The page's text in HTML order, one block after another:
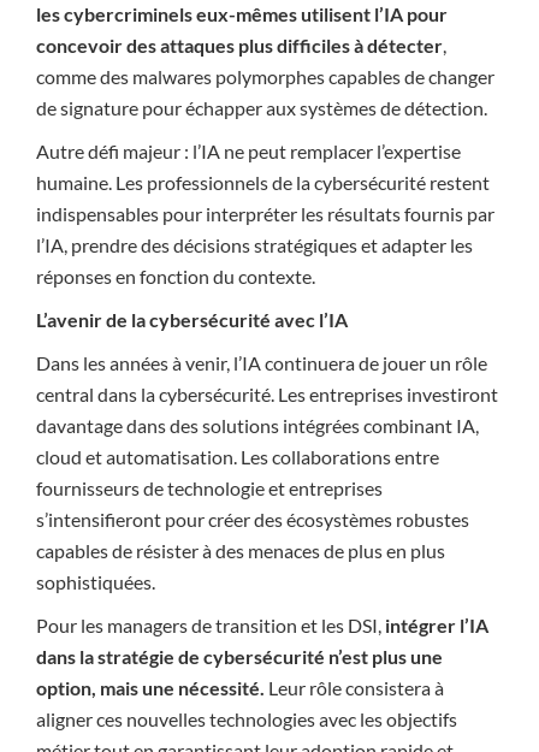
les cybercriminels eux-mêmes utilisent l’IA pour
concevoir des attaques plus difficiles à détecter,
comme des malwares polymorphes capables de changer
de signature pour échapper aux systèmes de détection.
Autre défi majeur : l’IA ne peut remplacer l’expertise
humaine. Les professionnels de la cybersécurité restent
indispensables pour interpréter les résultats fournis par
l’IA, prendre des décisions stratégiques et adapter les
réponses en fonction du contexte.
L’avenir de la cybersécurité avec l’IA
Dans les années à venir, l’IA continuera de jouer un rôle
central dans la cybersécurité. Les entreprises investiront
davantage dans des solutions intégrées combinant IA,
cloud et automatisation. Les collaborations entre
fournisseurs de technologie et entreprises
s’intensifieront pour créer des écosystèmes robustes
capables de résister à des menaces de plus en plus
sophistiquées.
Pour les managers de transition et les DSI, intégrer l’IA
dans la stratégie de cybersécurité n’est plus une
option, mais une nécessité. Leur rôle consistera à
aligner ces nouvelles technologies avec les objectifs